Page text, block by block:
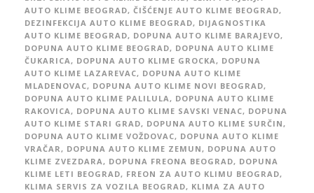
AUTO KLIME BEOGRAD, ČIŠĆENJE AUTO KLIME BEOGRAD,
DEZINFEKCIJA AUTO KLIME BEOGRAD, DIJAGNOSTIKA
AUTO KLIME BEOGRAD, DOPUNA AUTO KLIME BARAJEVO,
DOPUNA AUTO KLIME BEOGRAD, DOPUNA AUTO KLIME
ČUKARICA, DOPUNA AUTO KLIME GROCKA, DOPUNA
AUTO KLIME LAZAREVAC, DOPUNA AUTO KLIME
MLADENOVAC, DOPUNA AUTO KLIME NOVI BEOGRAD,
DOPUNA AUTO KLIME PALILULA, DOPUNA AUTO KLIME
RAKOVICA, DOPUNA AUTO KLIME SAVSKI VENAC, DOPUNA
AUTO KLIME STARI GRAD, DOPUNA AUTO KLIME SURČIN,
DOPUNA AUTO KLIME VOŽDOVAC, DOPUNA AUTO KLIME
VRAČAR, DOPUNA AUTO KLIME ZEMUN, DOPUNA AUTO
KLIME ZVEZDARA, DOPUNA FREONA BEOGRAD, DOPUNA
KLIME LETI BEOGRAD, FREON ZA AUTO KLIMU BEOGRAD,
KLIMA SERVIS ZA VOZILA BEOGRAD, KLIMA ZA AUTO